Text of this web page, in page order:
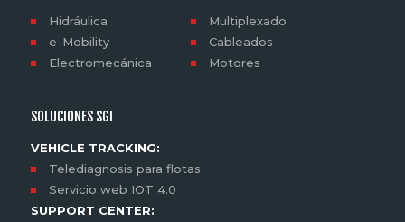
Hidráulica
Multiplexado
e-Mobility
Cableados
Electromecánica
Motores
SOLUCIONES SGI
VEHICLE TRACKING:
Telediagnosis para flotas
Servicio web IOT 4.0
SUPPORT CENTER: